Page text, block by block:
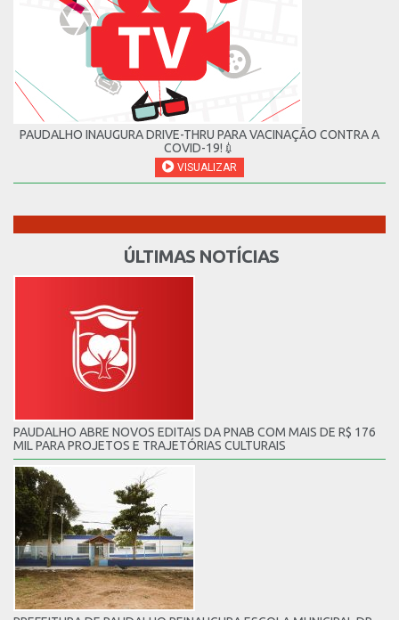
PAUDALHO INAUGURA DRIVE-THRU PARA VACINAÇÃO CONTRA A
COVID-19!💉
VISUALIZAR
ÚLTIMAS NOTÍCIAS
PAUDALHO ABRE NOVOS EDITAIS DA PNAB COM MAIS DE R$ 176
MIL PARA PROJETOS E TRAJETÓRIAS CULTURAIS